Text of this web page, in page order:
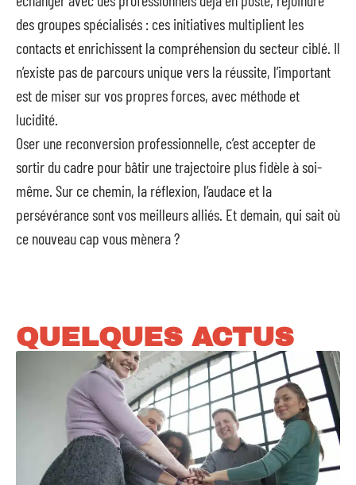
des groupes spécialisés : ces initiatives multiplient les
contacts et enrichissent la compréhension du secteur ciblé. Il
n’existe pas de parcours unique vers la réussite, l’important
est de miser sur vos propres forces, avec méthode et
lucidité.
Oser une reconversion professionnelle, c’est accepter de
sortir du cadre pour bâtir une trajectoire plus fidèle à soi-
même. Sur ce chemin, la réflexion, l’audace et la
persévérance sont vos meilleurs alliés. Et demain, qui sait où
ce nouveau cap vous mènera ?
QUELQUES ACTUS